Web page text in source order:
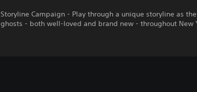
Storyline Campaign - Play through a unique storyline as
ghosts - both well-loved and brand new - throughout New